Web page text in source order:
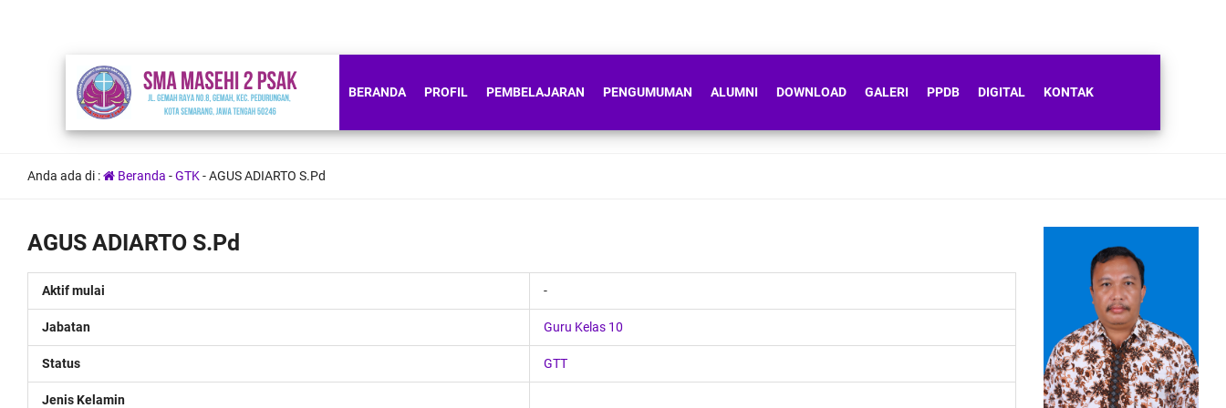
BERANDA PROFIL PEMBELAJARAN PENGUMUMAN ALUMNI DOWNLOAD GALERI PPDB DIGITAL KONTAK
Anda ada di : Beranda -GTK-AGUS ADIARTO S.Pd
AGUS ADIARTO S.Pd
Aktif mulai -
Jabatan Guru Kelas 10
Status GTT
Jenis Kelamin